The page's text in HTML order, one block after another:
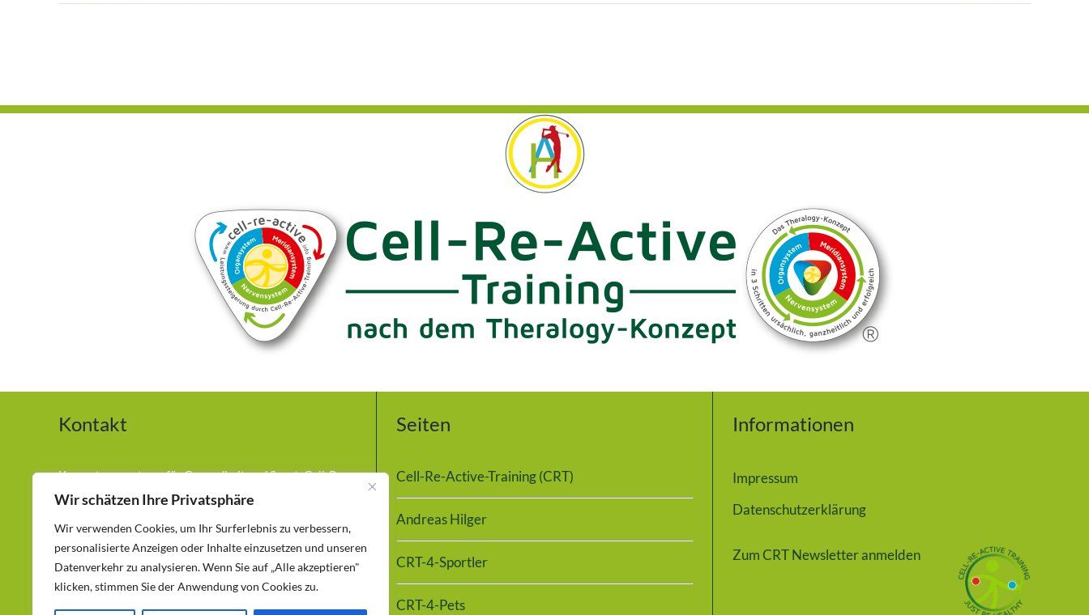
Wir schätzen Ihre Privatsphäre
Wir verwenden Cookies, um Ihr Surferlebnis zu verbessern,
personalisierte Anzeigen oder Inhalte einzusetzen und unseren
Datenverkehr zu analysieren. Wenn Sie auf „Alle akzeptieren"
klicken, stimmen Sie der Anwendung von Cookies zu.
Kontakt
Kompetenzzentrum für Gesundheit und Sport. Cell-Re-
Telefon:0177-3686417
Egetterstraße 12 – 80689 München – Laim
kontakt@natuerlich-schmerzfrei-muenchen.de
Seiten
Cell-Re-Active-Training (CRT)
Andreas Hilger
CRT-4-Sportler
CRT-4-Pets
Informationen
Impressum
Datenschutzerklärung
Zum CRT Newsletter anmelden